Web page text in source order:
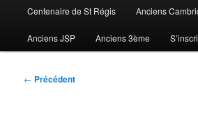
Centenaire de St Régis Anciens
Anciens JSP Anciens 3ème
Navigation
← Précédent